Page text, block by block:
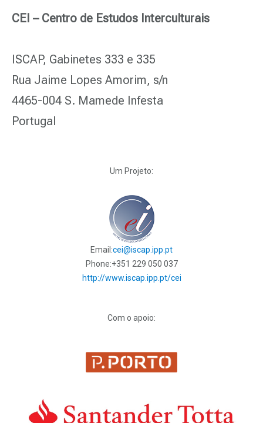
CEI – Centro de Estudos Interculturais
ISCAP, Gabinetes 333 e 335
Rua Jaime Lopes Amorim, s/n
4465-004 S. Mamede Infesta
Portugal
Um Projeto:
Email:cei@iscap.ipp.pt
Phone:+351 229 050 037
http://www.iscap.ipp.pt/cei
Com o apoio: